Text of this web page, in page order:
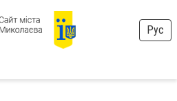
Рус